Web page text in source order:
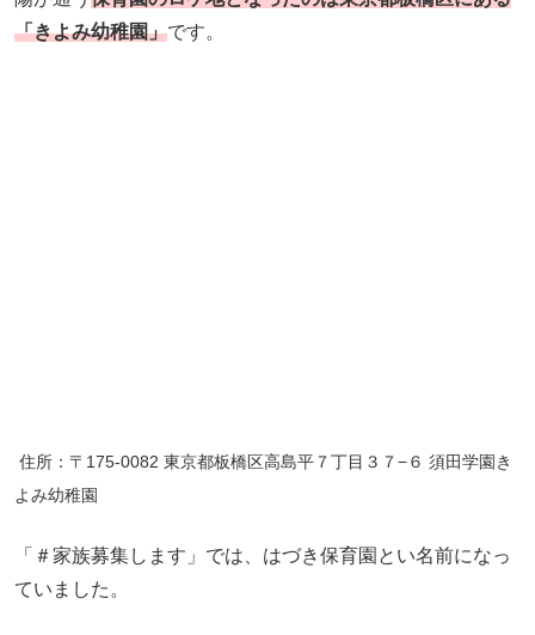
「きよみ幼稚園」です。
住所：〒175-0082 東京都板橋区高島平７丁目３７−６ 須田学園き
よみ幼稚園
「＃家族募集します」では、はづき保育園とい名前になっ
ていました。